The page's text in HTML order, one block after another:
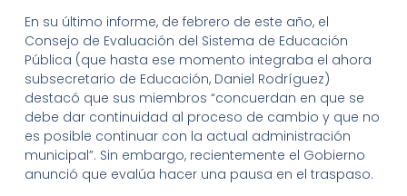
En su último informe, de febrero de este año, el
Consejo de Evaluación del Sistema de Educación
Pública (que hasta ese momento integraba el ahora
subsecretario de Educación, Daniel Rodríguez)
destacó que sus miembros “concuerdan en que se
debe dar continuidad al proceso de cambio y que no
es posible continuar con la actual administración
municipal”. Sin embargo, recientemente el Gobierno
anunció que evalúa hacer una pausa en el traspaso.